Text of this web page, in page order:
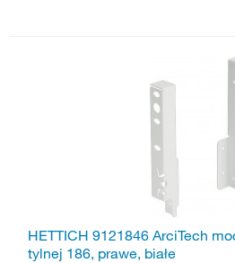
HETTICH 9121846 ArciTech
tylnej 186, prawe, białe